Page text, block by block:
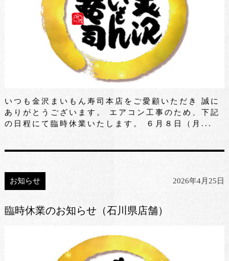
いつも金沢まいもん寿司本店をご愛顧いただき 誠に
ありがとうございます。 エアコン工事のため、下記
の日程にて臨時休業いたします。 ６月８日（月...
お知らせ 2026年4月25日
臨時休業のお知らせ（石川県店舗）